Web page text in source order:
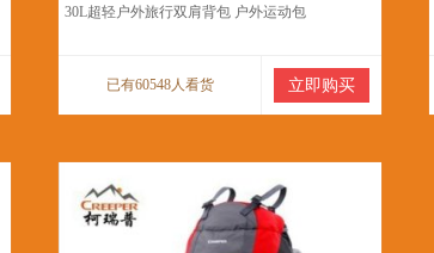
30L超轻户外旅行双肩背包 户外运动包
已有60548人看货 立即购买